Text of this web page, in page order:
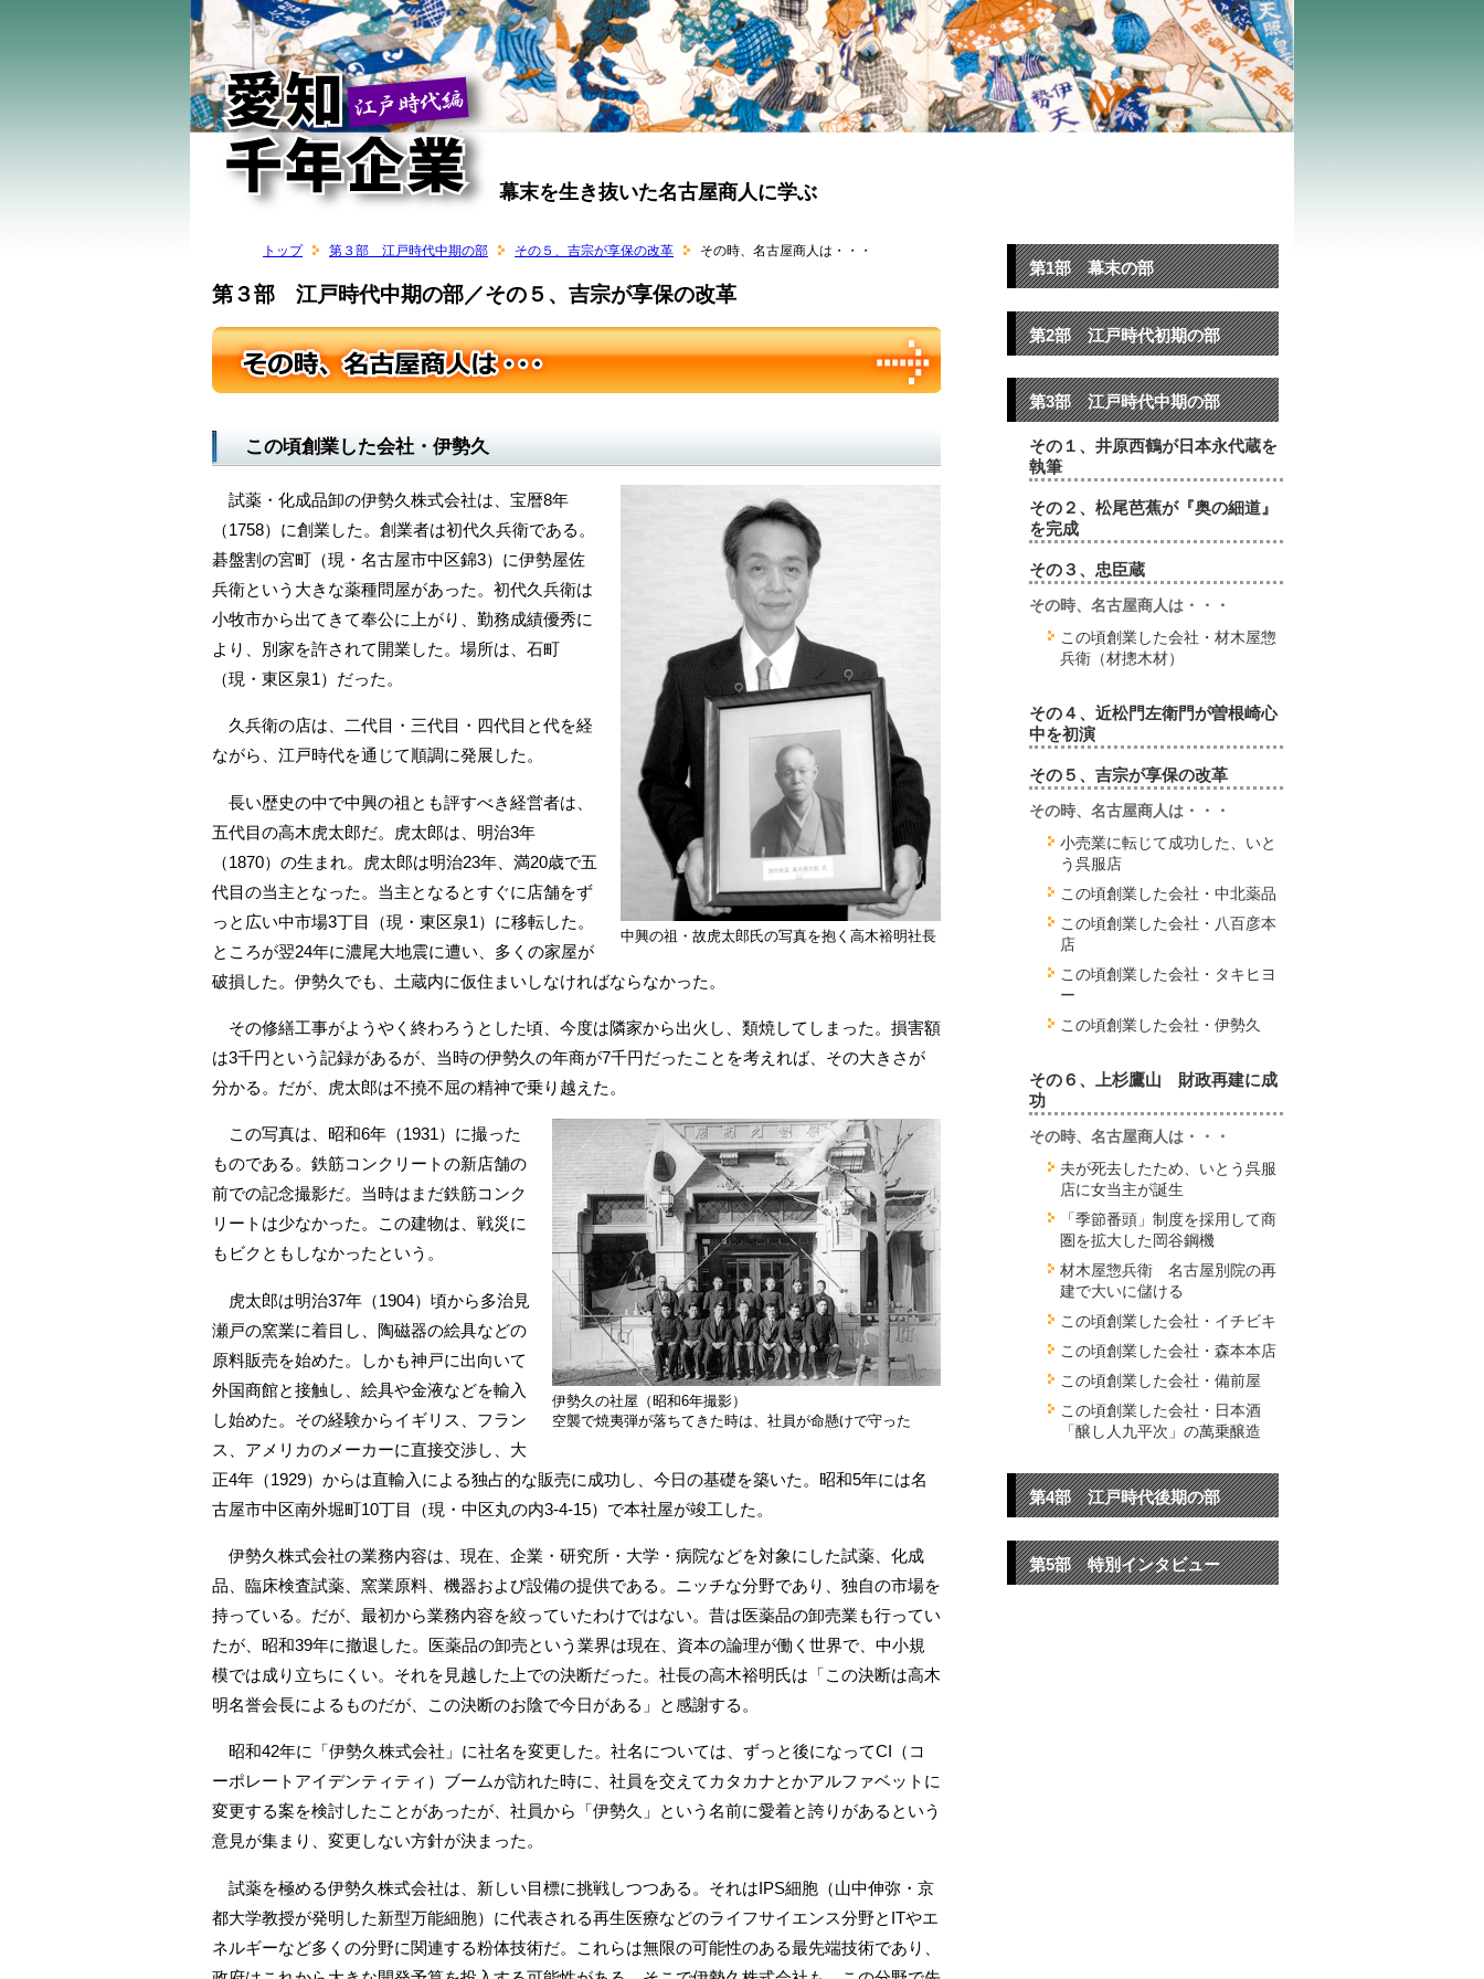
幕末を生き抜いた名古屋商人に学ぶ
トップ 第３部 江戸時代中期の部 その５、吉宗が享保の改革 その時、名古屋商人は・・・
第３部 江戸時代中期の部／その５、吉宗が享保の改革
この頃創業した会社・伊勢久
中興の祖・故虎太郎氏の写真を抱く高木裕明社長
試薬・化成品卸の伊勢久株式会社は、宝暦8年
（1758）に創業した。創業者は初代久兵衛である。
碁盤割の宮町（現・名古屋市中区錦3）に伊勢屋佐
兵衛という大きな薬種問屋があった。初代久兵衛は
小牧市から出てきて奉公に上がり、勤務成績優秀に
より、別家を許されて開業した。場所は、石町
（現・東区泉1）だった。
久兵衛の店は、二代目・三代目・四代目と代を経
ながら、江戸時代を通じて順調に発展した。
長い歴史の中で中興の祖とも評すべき経営者は、
五代目の高木虎太郎だ。虎太郎は、明治3年
（1870）の生まれ。虎太郎は明治23年、満20歳で五
代目の当主となった。当主となるとすぐに店舗をず
っと広い中市場3丁目（現・東区泉1）に移転した。
ところが翌24年に濃尾大地震に遭い、多くの家屋が
破損した。伊勢久でも、土蔵内に仮住まいしなければならなかった。
その修繕工事がようやく終わろうとした頃、今度は隣家から出火し、類焼してしまった。損害額
は3千円という記録があるが、当時の伊勢久の年商が7千円だったことを考えれば、その大きさが
分かる。だが、虎太郎は不撓不屈の精神で乗り越えた。
伊勢久の社屋（昭和6年撮影）
空襲で焼夷弾が落ちてきた時は、社員が命懸けで守った
この写真は、昭和6年（1931）に撮った
ものである。鉄筋コンクリートの新店舗の
前での記念撮影だ。当時はまだ鉄筋コンク
リートは少なかった。この建物は、戦災に
もビクともしなかったという。
虎太郎は明治37年（1904）頃から多治見
瀬戸の窯業に着目し、陶磁器の絵具などの
原料販売を始めた。しかも神戸に出向いて
外国商館と接触し、絵具や金液などを輸入
し始めた。その経験からイギリス、フラン
ス、アメリカのメーカーに直接交渉し、大
正4年（1929）からは直輸入による独占的な販売に成功し、今日の基礎を築いた。昭和5年には名
古屋市中区南外堀町10丁目（現・中区丸の内3‐4‐15）で本社屋が竣工した。
伊勢久株式会社の業務内容は、現在、企業・研究所・大学・病院などを対象にした試薬、化成
品、臨床検査試薬、窯業原料、機器および設備の提供である。ニッチな分野であり、独自の市場を
持っている。だが、最初から業務内容を絞っていたわけではない。昔は医薬品の卸売業も行ってい
たが、昭和39年に撤退した。医薬品の卸売という業界は現在、資本の論理が働く世界で、中小規
模では成り立ちにくい。それを見越した上での決断だった。社長の高木裕明氏は「この決断は高木
明名誉会長によるものだが、この決断のお陰で今日がある」と感謝する。
昭和42年に「伊勢久株式会社」に社名を変更した。社名については、ずっと後になってCI（コ
ーポレートアイデンティティ）ブームが訪れた時に、社員を交えてカタカナとかアルファベットに
変更する案を検討したことがあったが、社員から「伊勢久」という名前に愛着と誇りがあるという
意見が集まり、変更しない方針が決まった。
試薬を極める伊勢久株式会社は、新しい目標に挑戦しつつある。それはIPS細胞（山中伸弥・京
都大学教授が発明した新型万能細胞）に代表される再生医療などのライフサイエンス分野とITやエ
ネルギーなど多くの分野に関連する粉体技術だ。これらは無限の可能性のある最先端技術であり、
第1部 幕末の部
第2部 江戸時代初期の部
第3部 江戸時代中期の部
その１、井原西鶴が日本永代蔵を
執筆
その２、松尾芭蕉が『奥の細道』
を完成
その３、忠臣蔵
その時、名古屋商人は・・・
この頃創業した会社・材木屋惣
兵衛（材摠木材）
その４、近松門左衛門が曽根崎心
中を初演
その５、吉宗が享保の改革
その時、名古屋商人は・・・
小売業に転じて成功した、いと
う呉服店
この頃創業した会社・中北薬品
この頃創業した会社・八百彦本
店
この頃創業した会社・タキヒヨ
ー
この頃創業した会社・伊勢久
その６、上杉鷹山 財政再建に成
功
その時、名古屋商人は・・・
夫が死去したため、いとう呉服
店に女当主が誕生
「季節番頭」制度を採用して商
圏を拡大した岡谷鋼機
材木屋惣兵衛 名古屋別院の再
建で大いに儲ける
この頃創業した会社・イチビキ
この頃創業した会社・森本本店
この頃創業した会社・備前屋
この頃創業した会社・日本酒
「醸し人九平次」の萬乗醸造
第4部 江戸時代後期の部
第5部 特別インタビュー